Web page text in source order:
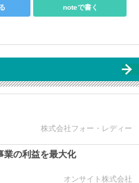
noteで書く
株式会社フォー・レディー
業の利益を最大化
オンサイト株式会社